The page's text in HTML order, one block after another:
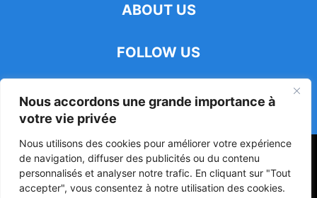
Nous accordons une grande importance à
votre vie privée
Nous utilisons des cookies pour améliorer votre expérience
de navigation, diffuser des publicités ou du contenu
personnalisés et analyser notre trafic. En cliquant sur "Tout
accepter", vous consentez à notre utilisation des cookies.
ABOUT US
FOLLOW US
47ᵉ Assemblée Mondiale sur la Protection de la Vie Privée: Me
Luciano Hounkponou représente le Bénin à Séoul